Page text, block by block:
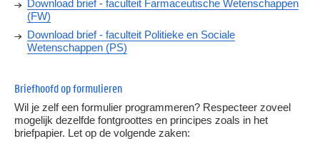
Download brief - faculteit Farmaceutische Wetenschappen
(FW)
Download brief - faculteit Politieke en Sociale
Wetenschappen (PS)
Briefhoofd op formulieren
Wil je zelf een formulier programmeren? Respecteer zoveel
mogelijk dezelfde fontgroottes en principes zoals in het
briefpapier. Let op de volgende zaken: